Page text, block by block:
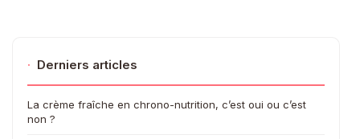
· Derniers articles
La crème fraîche en chrono-nutrition, c’est oui ou c’est
non ?